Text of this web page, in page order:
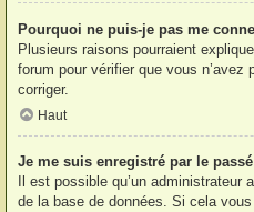
Pourquoi ne puis-je pas me
Plusieurs raisons pourraient
forum pour vérifier que vous
corriger.
Haut
Je me suis enregistré par le
Il est possible qu’un
de la base de données. Si cela